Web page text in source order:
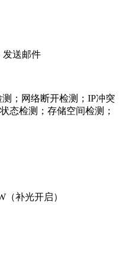
送邮件
；网络断开检测；IP冲突
态检测；存储空间检测；
补光开启）